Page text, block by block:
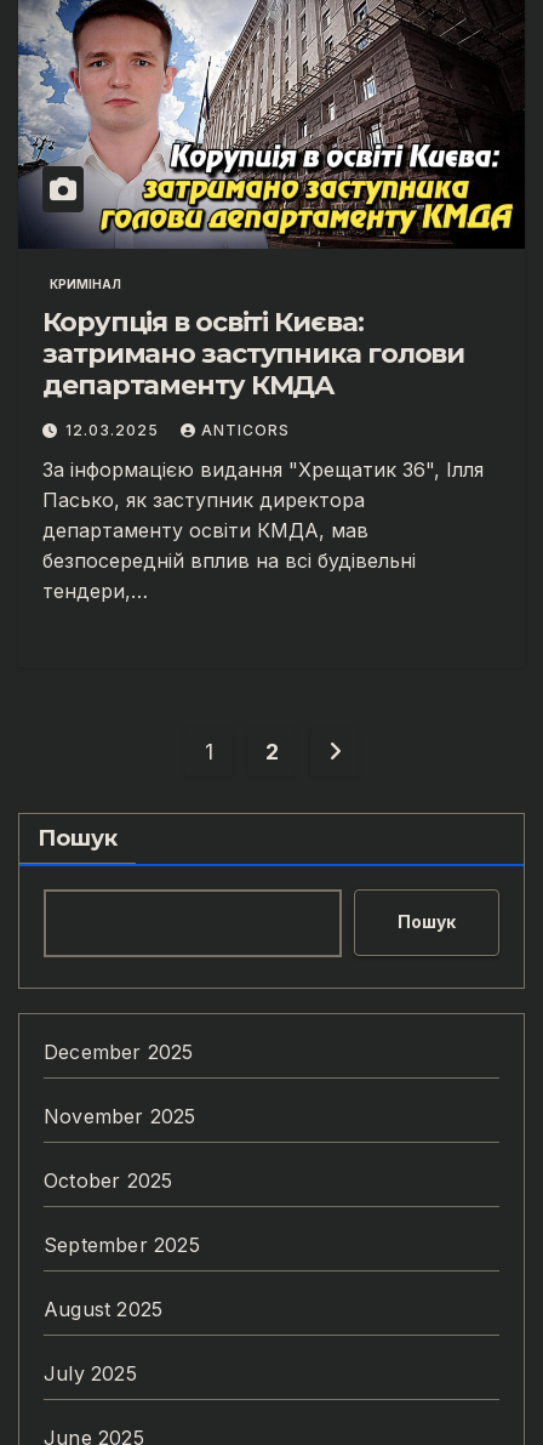
КРИМІНАЛ
Корупція в освіті Києва:
затримано заступника голови
департаменту КМДА
12.03.2025 ANTICORS
За інформацією видання "Хрещатик 36", Ілля
Пасько, як заступник директора
департаменту освіти КМДА, мав
безпосередній вплив на всі будівельні
тендери,…
Posts
pagination
1 2
Пошук
Пошук
December 2025
November 2025
October 2025
September 2025
August 2025
July 2025
June 2025